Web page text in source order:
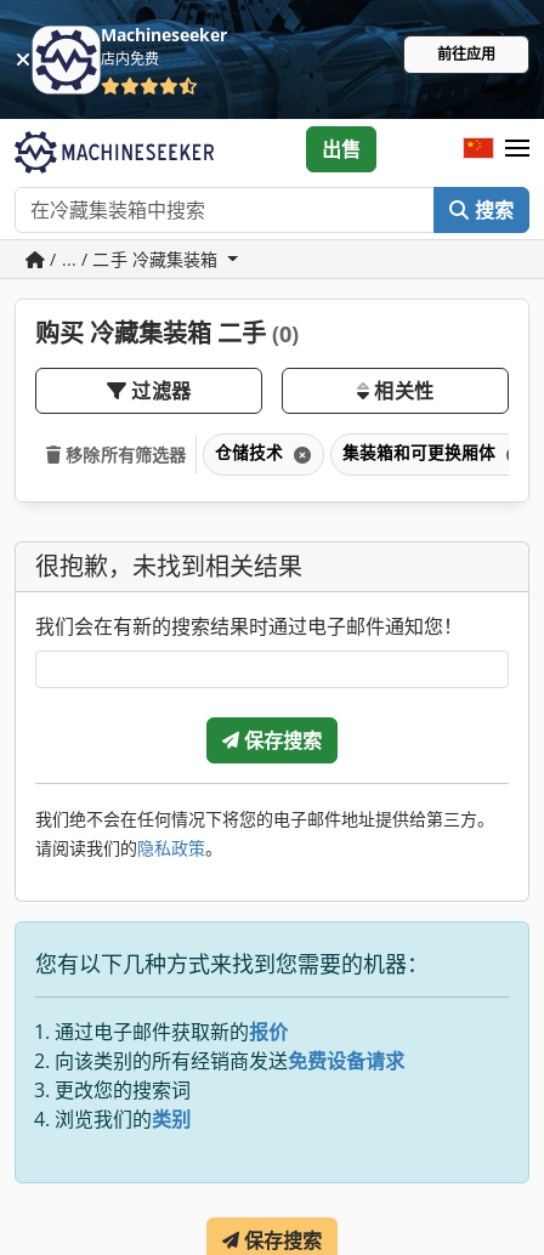
Machineseeker
店内免费 前往应用
搜索
出售
/ ... / 二手 冷藏集装箱
购买 冷藏集装箱 二手 (0)
过滤器 相关性
移除所有筛选器 仓储技术 集装箱和可更换厢体
很抱歉，未找到相关结果
我们会在有新的搜索结果时通过电子邮件通知您！
保存搜索
我们绝不会在任何情况下将您的电子邮件地址提供给第三方。
请阅读我们的隐私政策。
您有以下几种方式来找到您需要的机器：
通过电子邮件获取新的报价
向该类别的所有经销商发送免费设备请求
更改您的搜索词
浏览我们的类别
保存搜索